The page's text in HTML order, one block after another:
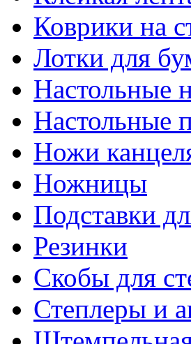
Коврики на
Лотки для
Настольные
Настольные
Ножи
Ножницы
Подставки
Резинки
Скобы для
Степлеры и